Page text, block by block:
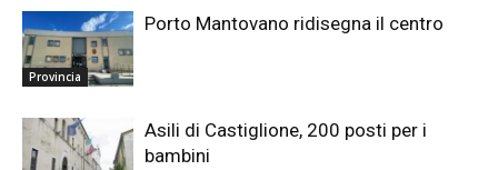
Provincia
Porto Mantovano ridisegna il centro
Asili di Castiglione, 200 posti per i
bambini